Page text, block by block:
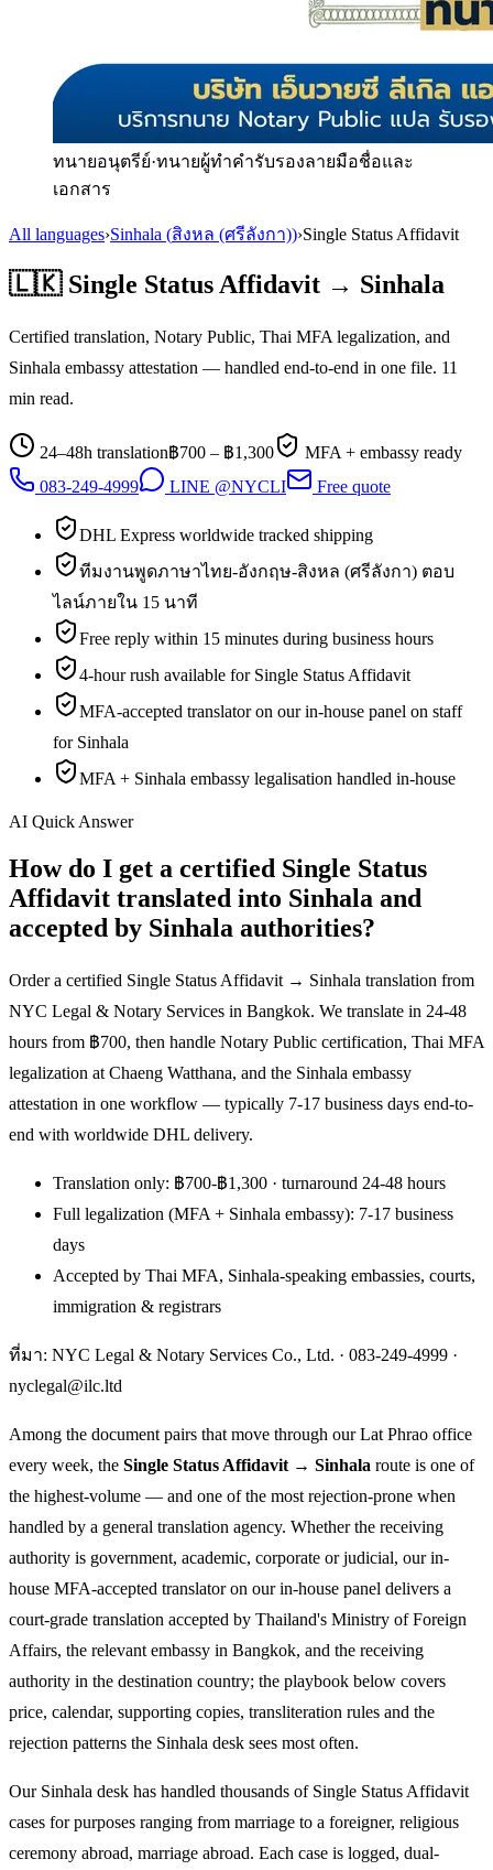
ทนายอนุตรีย์·ทนายผู้ทำคำรับรองลายมือชื่อและ
เอกสาร
All languages›Sinhala (สิงหล (ศรีลังกา))›Single Status Affidavit
🇱🇰 Single Status Affidavit → Sinhala
Certified translation, Notary Public, Thai MFA legalization, and
Sinhala embassy attestation — handled end-to-end in one file. 11
min read.
24–48h translation฿700 – ฿1,300
MFA + embassy ready
083-249-4999
LINE @NYCLI Free quote
DHL Express worldwide tracked shipping
ทีมงานพูดภาษาไทย-อังกฤษ-สิงหล (ศรีลังกา) ตอบ
ไลน์ภายใน 15 นาที
Free reply within 15 minutes during business hours
4-hour rush available for Single Status Affidavit
MFA-accepted translator on our in-house panel on staff
for Sinhala
MFA + Sinhala embassy legalisation handled in-house
AI Quick Answer
How do I get a certified Single Status
Affidavit translated into Sinhala and
accepted by Sinhala authorities?
Order a certified Single Status Affidavit → Sinhala translation from
NYC Legal & Notary Services in Bangkok. We translate in 24-48
hours from ฿700, then handle Notary Public certification, Thai MFA
legalization at Chaeng Watthana, and the Sinhala embassy
attestation in one workflow — typically 7-17 business days end-to-
end with worldwide DHL delivery.
Translation only: ฿700-฿1,300 · turnaround 24-48 hours
Full legalization (MFA + Sinhala embassy): 7-17 business
days
Accepted by Thai MFA, Sinhala-speaking embassies, courts,
immigration & registrars
ที่มา: NYC Legal & Notary Services Co., Ltd. · 083-249-4999 ·
nyclegal@ilc.ltd
Among the document pairs that move through our Lat Phrao office
every week, the Single Status Affidavit → Sinhala route is one of
the highest-volume — and one of the most rejection-prone when
handled by a general translation agency. Whether the receiving
authority is government, academic, corporate or judicial, our in-
house MFA-accepted translator on our in-house panel delivers a
court-grade translation accepted by Thailand's Ministry of Foreign
Affairs, the relevant embassy in Bangkok, and the receiving
authority in the destination country; the playbook below covers
price, calendar, supporting copies, transliteration rules and the
rejection patterns the Sinhala desk sees most often.
Our Sinhala desk has handled thousands of Single Status Affidavit
cases for purposes ranging from marriage to a foreigner, religious
ceremony abroad, marriage abroad. Each case is logged, dual-